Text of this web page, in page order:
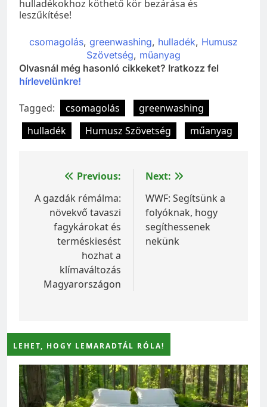
hulladékokhoz köthető kör bezárása és
leszűkítése!
csomagolás, greenwashing, hulladék, Humusz
Szövetség, műanyag
Olvasnál még hasonló cikkeket? Iratkozz fel
hírlevelünkre!
Tagged: csomagolás
greenwashing
hulladék
Humusz Szövetség műanyag
Bejegyzés
navigáció
Previous:
A gazdák rémálma:
növekvő tavaszi
fagykárokat és
terméskiesést
hozhat a
klímaváltozás
Magyarországon
Next:
WWF: Segítsünk a
folyóknak, hogy
segíthessenek
nekünk
LEHET, HOGY LEMARADTÁL RÓLA!